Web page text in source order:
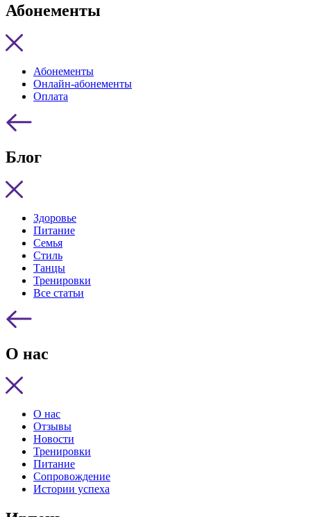
Абонементы
Абонементы
Онлайн-абонементы
Оплата
Блог
Здоровье
Питание
Семья
Стиль
Танцы
Тренировки
Все статьи
О нас
О нас
Отзывы
Новости
Тренировки
Питание
Сопровождение
Истории успеха